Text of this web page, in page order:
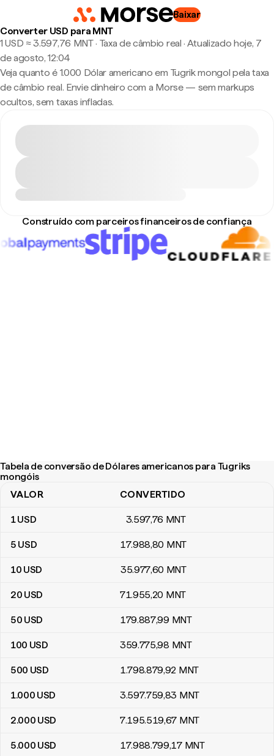
Baixar
Converter USD para MNT
1 USD ≈ 3.597,76 MNT · Taxa de câmbio real · Atualizado hoje, 7
de agosto, 12:04
Veja quanto é 1.000 Dólar americano em Tugrik mongol pela taxa
de câmbio real. Envie dinheiro com a Morse — sem markups
ocultos, sem taxas infladas.
Construído com parceiros financeiros de confiança
Tabela de conversão de Dólares americanos para Tugriks
mongóis
Tabela de conversão de Dólares americanos para Tugriks
VALOR CONVERTIDO
1USD 3.597,76 MNT
5 USD 17.988,80 MNT
10 USD 35.977,60 MNT
20 USD 71.955,20 MNT
50 USD 179.887,99 MNT
100 USD 359.775,98 MNT
500 USD 1.798.879,92 MNT
1.000 USD 3.597.759,83 MNT
2.000 USD 7.195.519,67 MNT
5.000 USD 17.988.799,17 MNT